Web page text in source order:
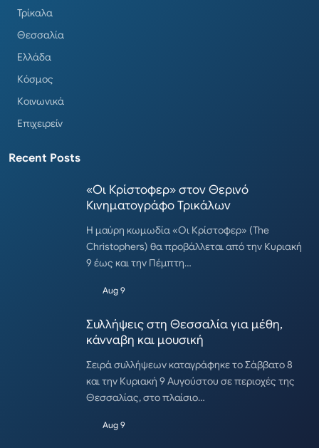
Τρίκαλα
Θεσσαλία
Ελλάδα
Κόσμος
Κοινωνικά
Επιχειρείν
Recent Posts
«Οι Κρίστοφερ» στον Θερινό
Κινηματογράφο Τρικάλων
Η μαύρη κωμωδία «Οι Κρίστοφερ» (The
Christophers) θα προβάλλεται από την Κυριακή
9 έως και την Πέμπτη…
Aug 9
Συλλήψεις στη Θεσσαλία για μέθη,
κάνναβη και μουσική
Σειρά συλλήψεων καταγράφηκε το Σάββατο 8
και την Κυριακή 9 Αυγούστου σε περιοχές της
Θεσσαλίας, στο πλαίσιο…
Aug 9